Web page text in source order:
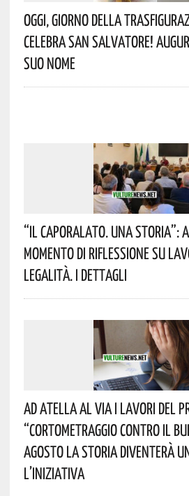
Oggi, Giorno Della
Celebra San Salvatore!
Suo Nome
“Il Caporalato. Una Storia”:
Momento Di Riflessione Su
Legalità. I Dettagli
Ad Atella Al Via I Lavori Del
“Cortometraggio Contro Il
Agosto La Storia Diventerà
L’iniziativa